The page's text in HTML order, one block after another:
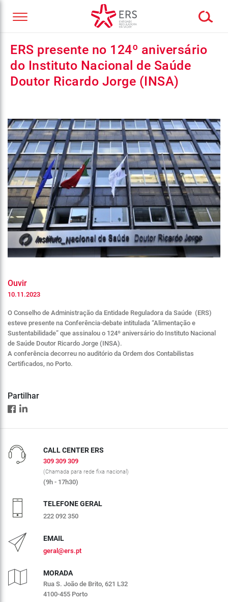
ERS presente no 124º aniversário
do Instituto Nacional de Saúde
Doutor Ricardo Jorge (INSA)
Ouvir
10.11.2023
O Conselho de Administração da Entidade Reguladora da Saúde (ERS)
esteve presente na Conferência-debate intitulada “Alimentação e
Sustentabilidade” que assinalou o 124º aniversário do Instituto Nacional
de Saúde Doutor Ricardo Jorge (INSA).
A conferência decorreu no auditório da Ordem dos Contabilistas
Certificados, no Porto.
Partilhar
CALL CENTER ERS
309 309 309
(Chamada para rede fixa nacional)
(9h - 17h30)
TELEFONE GERAL
222 092 350
EMAIL
geral@ers.pt
MORADA
Rua S. João de Brito, 621 L32
4100-455 Porto